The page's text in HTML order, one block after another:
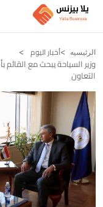
الرئيسيه أخبار اليوم
وزير السياحة يبحث مع القائم
التعاون